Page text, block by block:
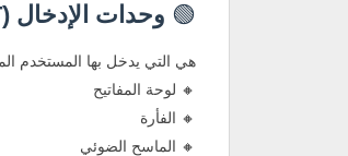
🟢 وحدات الإدخال (INPUT)
هي التي يدخل بها المستخدم
🔸 لوحة المفاتيح
🔸 الفأرة
🔸 الماسح الضوئي